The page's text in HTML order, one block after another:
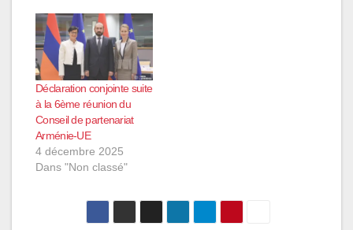
Déclaration conjointe suite
à la 6ème réunion du
Conseil de partenariat
Arménie-UE
4 décembre 2025
Dans "Non classé"